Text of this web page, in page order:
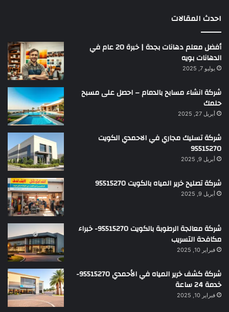
احدث المقالات
أفضل معلم دهانات بجدة | خبرة 20 عام في
الدهانات بويه
يوليو 7, 2025
شركة انشاء مسابح بالدمام – احصل على مسبح
حلمك
أبريل 27, 2025
شركة تسليك مجاري في الاحمدي الكويت
95515270
أبريل 9, 2025
شركة تصليح خرير المياه بالكويت 95515270
أبريل 9, 2025
شركة معالجة الرطوبة بالكويت 95515270- خبراء
مكافحة التسريب
فبراير 10, 2025
شركة كشف خرير المياه في الأحمدي 95515270-
خدمة 24 ساعة
فبراير 10, 2025